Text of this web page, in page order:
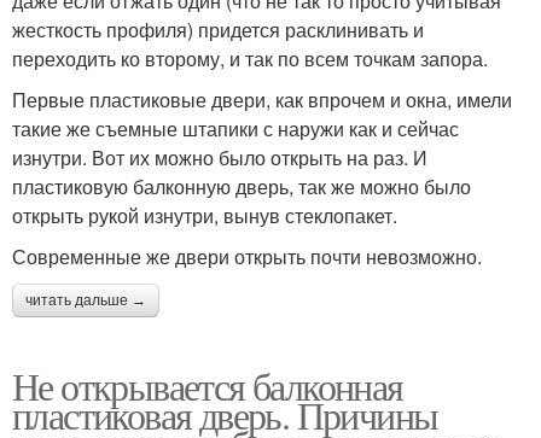
жесткость профиля) придется расклинивать и
переходить ко второму, и так по всем точкам запора.
Первые пластиковые двери, как впрочем и окна, имели
такие же съемные штапики с наружи как и сейчас
изнутри. Вот их можно было открыть на раз. И
пластиковую балконную дверь, так же можно было
открыть рукой изнутри, вынув стеклопакет.
Современные же двери открыть почти невозможно.
читать дальше →
Не открывается балконная
пластиковая дверь. Причины